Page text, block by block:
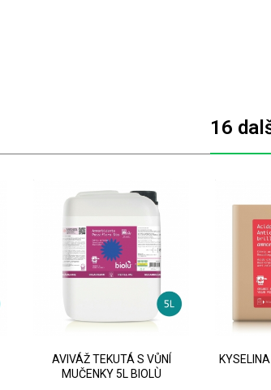
16
AVIVÁŽ TEKUTÁ S VŮNÍ
MUČENKY 5L BIOLÙ